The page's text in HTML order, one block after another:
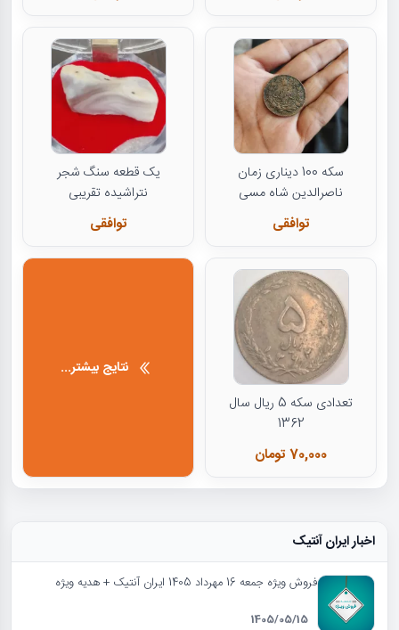
سکه 100 دیناری زمان
ناصرالدین شاه مسی
توافقی
یک قطعه سنگ شجر
نتراشیده تقریبی
توافقی
تعدادی سکه 5 ریال سال
1362
70,000 تومان
نتایج بیشتر...
اخبار ایران آنتیک
فروش ویژه جمعه 16 مهرداد 1405 ایران آنتیک + هدیه ویژه
1405/05/15